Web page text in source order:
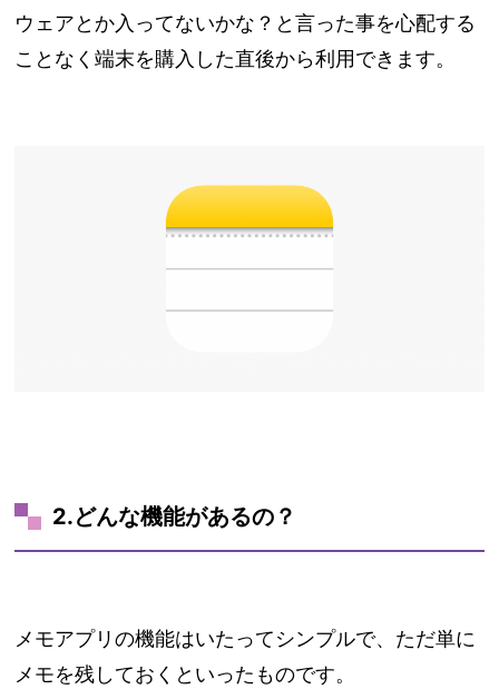
ウェアとか入ってないかな？と言った事を心配する
ことなく端末を購入した直後から利用できます。
2.どんな機能があるの？
メモアプリの機能はいたってシンプルで、ただ単に
メモを残しておくといったものです。